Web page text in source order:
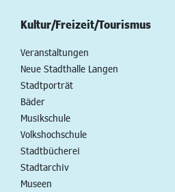
Kultur/Freizeit/Tourismus
Veranstaltungen
Neue Stadthalle Langen
Stadtporträt
Bäder
Musikschule
Volkshochschule
Stadtbücherei
Stadtarchiv
Museen